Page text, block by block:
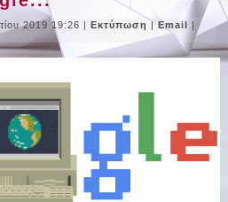
2019 19:26 |Εκτύπωση |Email |